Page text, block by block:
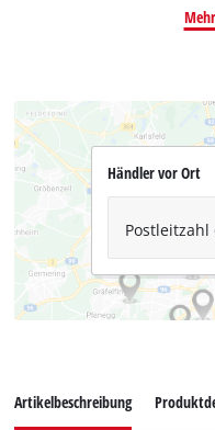
Händler vor Ort
Artikelbeschreibung